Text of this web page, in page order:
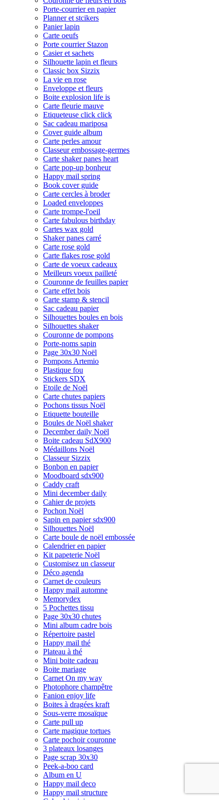
Porte-courrier en papier
Planner et stcikers
Panier lapin
Carte oeufs
Porte courrier Stazon
Casier et sachets
Silhouette lapin et fleurs
Classic box Sizzix
La vie en rose
Enveloppe et fleurs
Boite explosion life is
Carte fleurie mauve
Etiqueteuse click click
Sac cadeau mariposa
Cover guide album
Carte perles amour
Classeur embossage-germes
Carte shaker panes heart
Carte pop-up bonheur
Happy mail spring
Book cover guide
Carte cercles à broder
Loaded enveloppes
Carte trompe-l'oeil
Carte fabulous birthday
Cartes wax gold
Shaker panes carré
Carte rose gold
Carte flakes rose gold
Carte de voeux cadeaux
Meilleurs voeux pailleté
Couronne de feuilles papier
Carte effet bois
Carte stamp & stencil
Sac cadeau papier
Silhouettes boules en bois
Silhouettes shaker
Couronne de pompons
Porte-noms sapin
Page 30x30 Noël
Pompons Artemio
Plastique fou
Stickers SDX
Etoile de Noël
Carte chutes papiers
Pochons tissus Noël
Etiquette bouteille
Boules de Noël shaker
December daily Noël
Boite cadeau SdX900
Médaillons Noël
Classeur Sizzix
Bonbon en papier
Moodboard sdx900
Caddy craft
Mini december daily
Cahier de projets
Pochon Noël
Sapin en papier sdx900
Silhouettes Noël
Carte boule de noël embossée
Calendrier en papier
Kit papeterie Noël
Customisez un classeur
Déco agenda
Carnet de couleurs
Happy mail automne
Memorydex
5 Pochettes tissu
Page 30x30 chutes
Mini album cadre bois
Répertoire pastel
Happy mail thé
Plateau à thé
Mini boite cadeau
Boite mariage
Carnet On my way
Photophore champêtre
Fanion enjoy life
Boites à dragées kraft
Sous-verre mosaïque
Carte pull up
Carte magique tortues
Carte pochoir couronne
3 plateaux losanges
Page scrap 30x30
Peek-a-boo card
Album en U
Happy mail deco
Happy mail structure